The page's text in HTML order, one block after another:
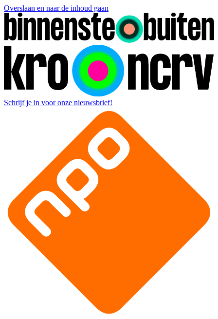
Overslaan en naar de inhoud gaan
Schrijf je in voor onze nieuwsbrief!